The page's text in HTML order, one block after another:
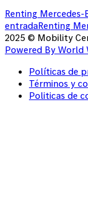
Renting
entradaRenting
2025 © Mobility
Powered By World
Políticas de
Términos y
Politicas de